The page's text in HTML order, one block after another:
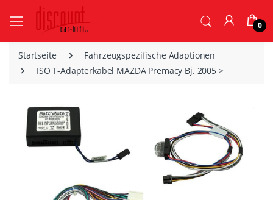
0
Startseite
Fahrzeugspezifische Adaptionen
ISO T-Adapterkabel MAZDA Premacy Bj. 2005 >